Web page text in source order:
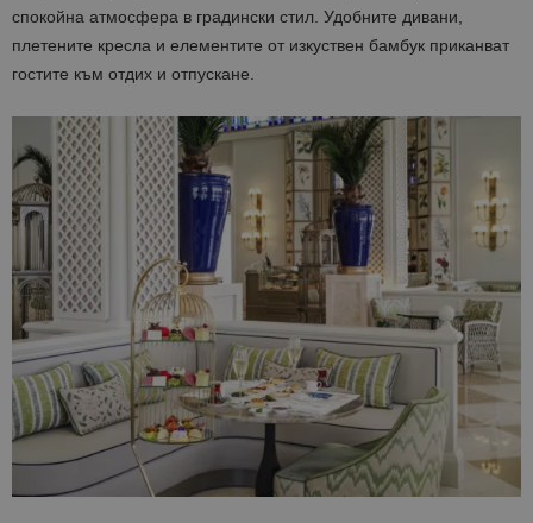
спокойна атмосфера в градински стил. Удобните дивани,
плетените кресла и елементите от изкуствен бамбук приканват
гостите към отдих и отпускане.
is_unique
StatCounter
Ltd
.statcounter.com
1 година
1 месец
Тази
е зададена
_ga_B09EBBY8PY
.bgtourism.bg
1 година
1 месец
Тази
се
Google
за
сесията.
_ga_WXPDN4HSCV
.bgtourism.bg
1 година
1 месец
Тази
се
Google
за
сесията.
_ga_FK650GXHRZ
.bgtourism.bg
1 година
1 месец
Тази
се
за
сесията.